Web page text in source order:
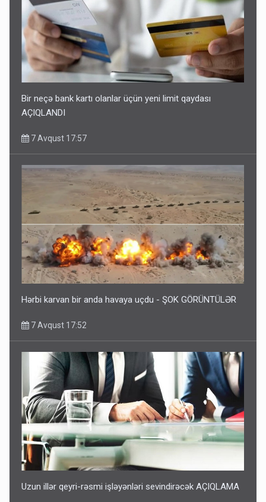
Bir neçə bank kartı olanlar üçün yeni limit qaydası
AÇIQLANDI
7 Avqust 17:57
Hərbi karvan bir anda havaya uçdu - ŞOK GÖRÜNTÜLƏR
7 Avqust 17:52
Uzun illər qeyri-rəsmi işləyənləri sevindirəcək AÇIQLAMA